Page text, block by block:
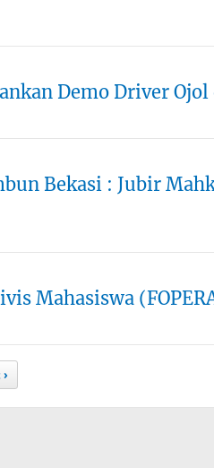
Demo Driver
Bekasi : Jubir
Mahasiswa